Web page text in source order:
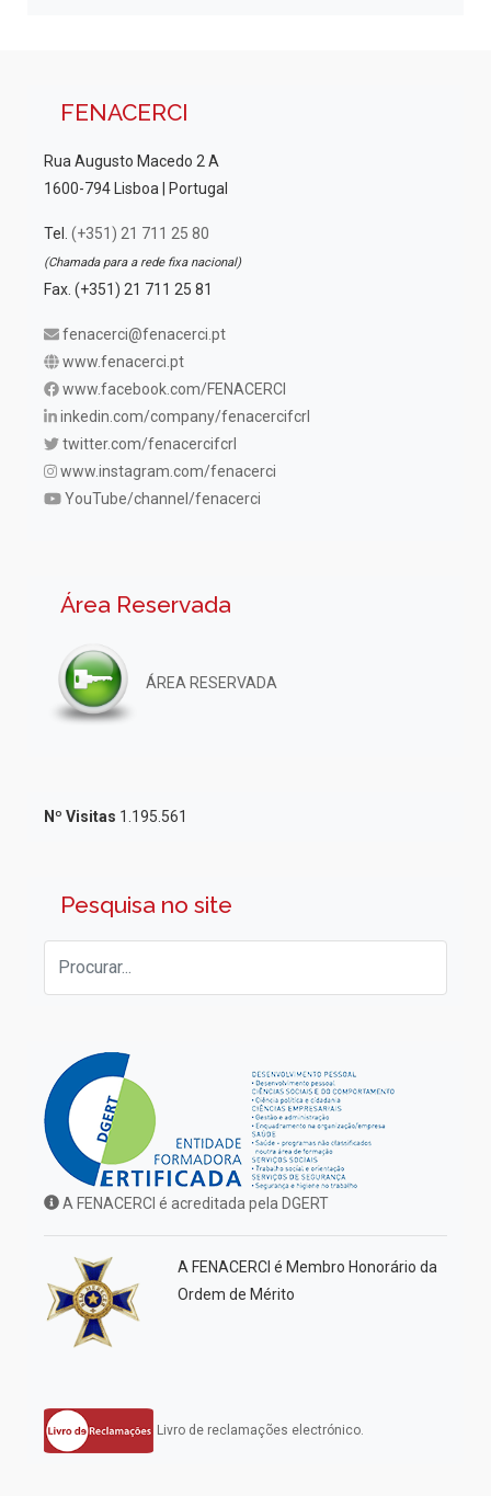
FENACERCI
Rua Augusto Macedo 2 A
1600-794 Lisboa | Portugal
Tel. (+351) 21 711 25 80
(Chamada para a rede fixa nacional)
Fax. (+351) 21 711 25 81
fenacerci@fenacerci.pt
www.fenacerci.pt
www.facebook.com/FENACERCI
inkedin.com/company/fenacercifcrl
twitter.com/fenacercifcrl
www.instagram.com/fenacerci
YouTube/channel/fenacerci
Área Reservada
ÁREA RESERVADA
Nº Visitas 1.195.561
Pesquisa no site
A FENACERCI é acreditada pela DGERT
A FENACERCI é Membro Honorário da
Ordem de Mérito
Livro de reclamações electrónico.